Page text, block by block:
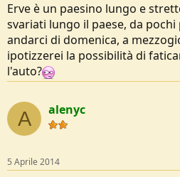
Erve è un paesino lungo e
svariati lungo il paese, da
andarci di domenica, a
ipotizzerei la possibilità di
l'auto?
A alenyc
5 Aprile 2014